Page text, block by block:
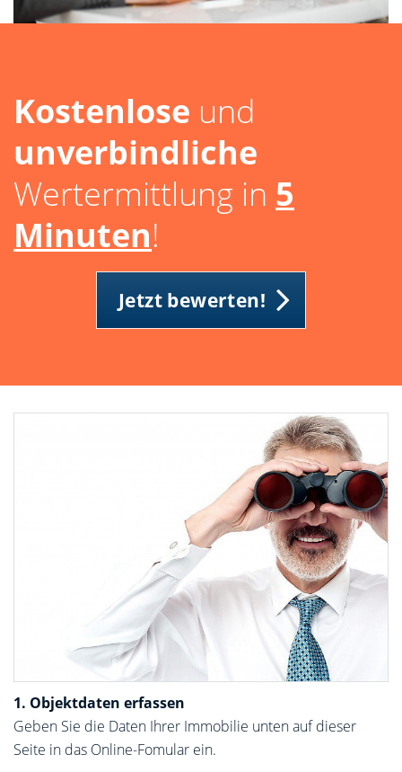
Kostenlose und
unverbindliche
Wertermittlung in 5
Minuten!
Jetzt bewerten!
1. Objektdaten erfassen
Geben Sie die Daten Ihrer Immobilie unten auf dieser
Seite in das Online-Fomular ein.